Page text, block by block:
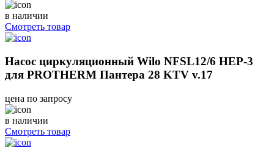
в наличии
Смотреть товар
Насос циркуляционный Wilo NFSL12/6 HEP-3
для PROTHERM Пантера 28 KTV v.17
цена по запросу
в наличии
Смотреть товар